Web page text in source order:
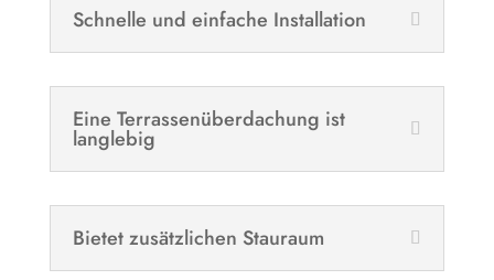
Schnelle und einfache Installation
Eine Terrassenüberdachung ist
langlebig
Bietet zusätzlichen Stauraum